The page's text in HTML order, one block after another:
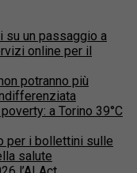
su un passaggio a
online per il
potranno più
a Torino 39°C
per i bollettini sulle
salute